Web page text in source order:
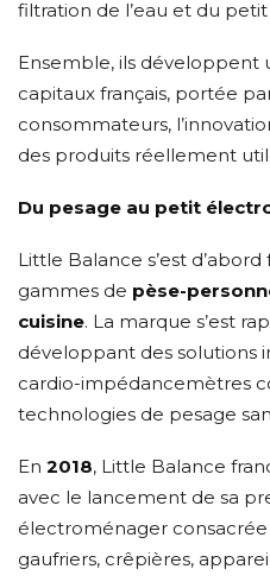
filtration de l’eau et du
Ensemble, ils développent
capitaux français, portée
consommateurs,
des produits réellement
Du pesage au petit
Little Balance s’est
gammes de pèse-
cuisine. La marque s’est
développant des solutions
cardio-impédancemètres
technologies de pesage
En 2018, Little Balance
avec le lancement de sa
électroménager consacrée
gaufriers, crêpières,